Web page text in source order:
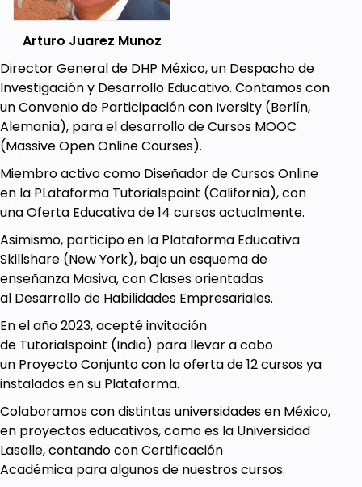
pensamiento correspondientes.
Ilustrar con ejemplos práctico-formativos
acerca de la metodología ABT.
Incentivar y promover el desarrollo de la
inteligencia.
Prerequisites
Deseable, no indispensable, mostrar pasión
por ejercer su propio Impulso Creativo.
Arturo Juarez Munoz
Director General de DHP México, un Despacho de
Investigación y Desarrollo Educativo. Contamos con
un Convenio de Participación con Iversity (Berlín,
Alemania), para el desarrollo de Cursos MOOC
(Massive Open Online Courses).
Miembro activo como Diseñador de Cursos Online
en la PLataforma Tutorialspoint (California), con
una Oferta Educativa de 14 cursos actualmente.
Asimismo, participo en la Plataforma Educativa
Skillshare (New York), bajo un esquema de
enseñanza Masiva, con Clases orientadas
al Desarrollo de Habilidades Empresariales.
En el año 2023, acepté invitación
de Tutorialspoint (India) para llevar a cabo
un Proyecto Conjunto con la oferta de 12 cursos ya
instalados en su Plataforma.
Colaboramos con distintas universidades en México,
en proyectos educativos, como es la Universidad
Lasalle, contando con Certificación
Académica para algunos de nuestros cursos.